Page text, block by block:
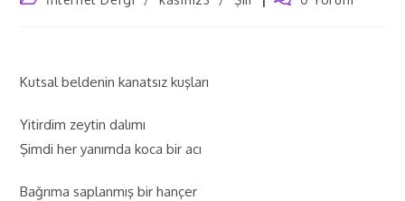
Kutsal beldenin kanatsız kuşları
Yitirdim zeytin dalımı
Şimdi her yanımda koca bir acı
Bağrıma saplanmış bir hançer